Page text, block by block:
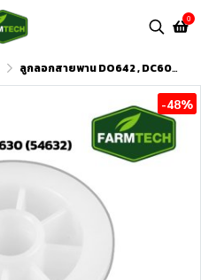
0
ลูกลอกสายพาน DO642 , DC60 , DC70
-48%